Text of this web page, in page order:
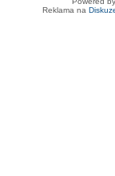
Reklama na